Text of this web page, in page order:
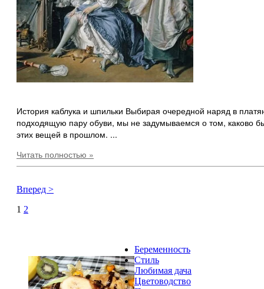
История каблука и шпильки Выбирая очередной наряд в
подходящую пару обуви, мы не задумываемся о том, каково
этих вещей в прошлом. ...
Читать полностью »
Вперед >
1 2
Беременность
Стиль
Любимая дача
Цветоводство